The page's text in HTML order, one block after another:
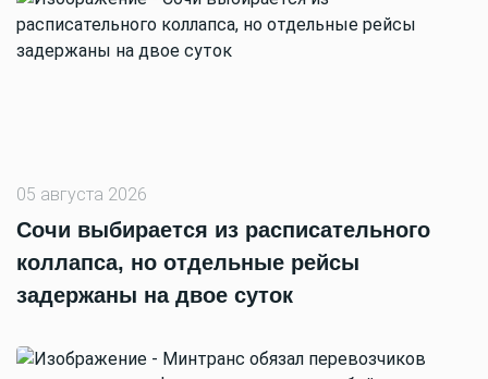
05 августа 2026
Сочи выбирается из расписательного
коллапса, но отдельные рейсы
задержаны на двое суток